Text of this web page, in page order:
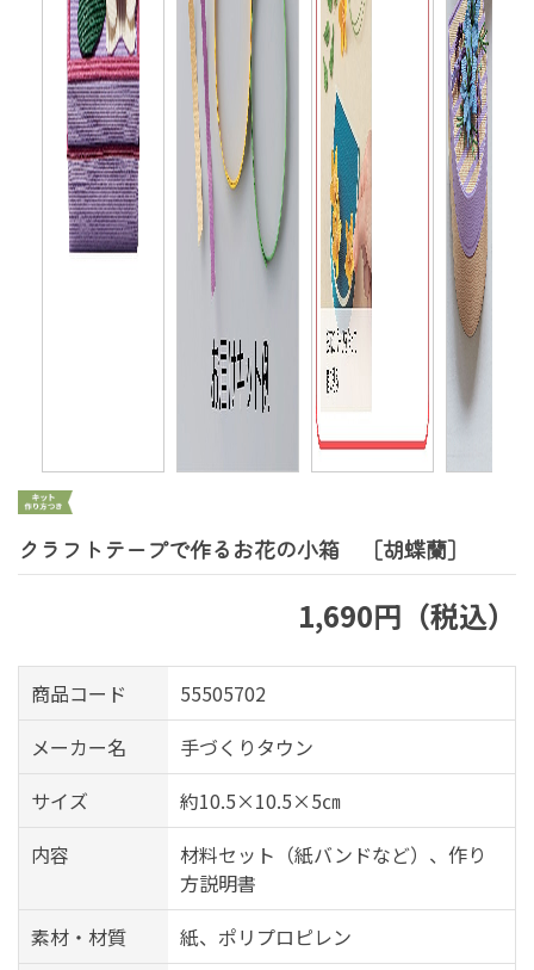
クラフトテープで作るお花の小箱 ［胡蝶蘭］
1,690円（税込）
商品コード
55505702
メーカー名
手づくりタウン
サイズ
約10.5×10.5×5㎝
内容
材料セット（紙バンドなど）、作り
方説明書
素材・材質
紙、ポリプロピレン